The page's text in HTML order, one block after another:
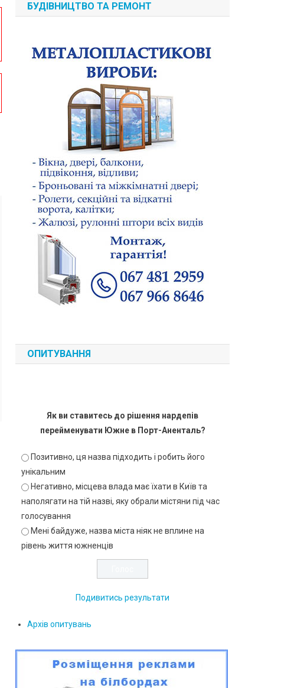
БУДІВНИЦТВО ТА РЕМОНТ
ОПИТУВАННЯ
Як ви ставитесь до рішення нардепів
перейменувати Южне в Порт-Аненталь?
Позитивно, ця назва підходить і робить його
унікальним
Негативно, місцева влада має їхати в Київ та
наполягати на тій назві, яку обрали містяни під час
голосування
Мені байдуже, назва міста ніяк не вплине на
рівень життя южненців
Подивитись результати
Архів опитувань